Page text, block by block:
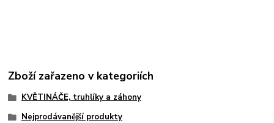
Zboží zařazeno v kategoriích
KVĚTINÁČE, truhlíky a záhony
Nejprodávanější produkty